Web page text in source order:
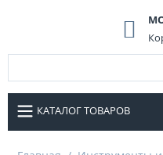
КАТАЛОГ ТОВАРОВ